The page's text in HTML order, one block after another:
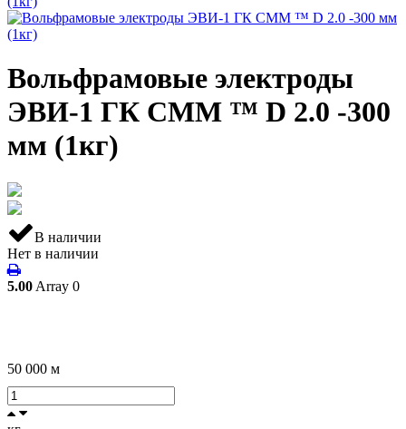
Вольфрамовые электроды
ЭВИ-1 ГК СММ ™ D 2.0 -300
мм (1кг)
В наличии
Нет в наличии
5.00 Array 0
50 000 м